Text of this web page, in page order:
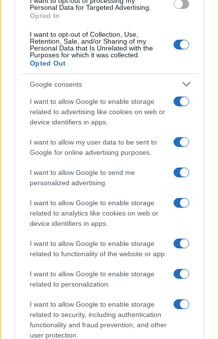
Personal Data for Targeted Advertising.
Opted In
I want to opt-out of Collection, Use,
Retention, Sale, and/or Sharing of my
Personal Data that Is Unrelated with the
Purposes for which it was collected.
Opted Out
Google consents
I want to allow Google to enable storage
related to advertising like cookies on web or
device identifiers in apps.
I want to allow my user data to be sent to
Google for online advertising purposes.
I want to allow Google to send me
personalized advertising.
I want to allow Google to enable storage
related to analytics like cookies on web or
device identifiers in apps.
I want to allow Google to enable storage
related to functionality of the website or app.
I want to allow Google to enable storage
related to personalization.
I want to allow Google to enable storage
related to security, including authentication
functionality and fraud prevention, and other
user protection.
Vasárnap Barnea bemutatott egy videót,
amely szerinte kétséget kizáróan bizonyítja,
hogy Ali Khamenei iráni legfelsőbb vezető
közvetlenül részt vesz a zsidók elleni
gyilkosságok megtervezésében.
„Az iráni rezsim már nem tudja
tagadni a részvételét”
„Bármilyen módon bármely izraeli vagy zsidó
sérülése válaszlépéseket fog kiváltani az
irániak ellen, akik a terroristákat küldték, és a
politikai döntéshozók ellen, akik
engedélyezték az akciók végrehajtását” –
figyelmeztetett Barnea, és megígérte, hogy
szívében” fog megfizetni érte.